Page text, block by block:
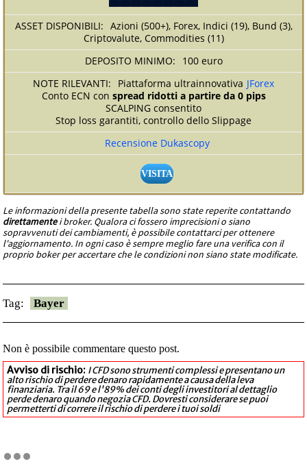
Azioni (500+), Forex, Indici (19), Bund (3),
Criptovalute, Commodities (11)
100 euro
Piattaforma ultrainnovativa JForex
Conto ECN con spread ridotti a partire da 0 pips
SCALPING consentito
Stop loss garantiti, controllo dello Slippage
Recensione Dukascopy
VISITA
Le informazioni della presente tabella sono state reperite contattando
direttamentei broker. Qualora ci fossero imprecisioni o siano
sopravvenuti dei cambiamenti, è possibile contattarci per ottenere
l'aggiornamento. In ogni caso è sempre meglio fare una verifica con il
proprio boker per accertare che le condizioni non siano state modificate.
Tag: Bayer
Non è possibile commentare questo post.
Avviso di rischio: I CFD sono strumenti complessi e presentano un
alto rischio di perdere denaro rapidamente a causa della leva
finanziaria. Tra il 69 e l'89% dei conti degli investitori al dettaglio
perde denaro quando negozia CFD. Dovresti considerare se puoi
permetterti di correre il rischio di perdere i tuoi soldi